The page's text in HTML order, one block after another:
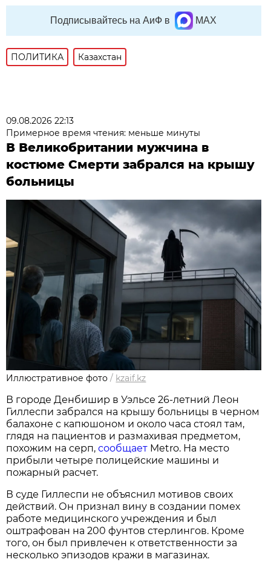
Подписывайтесь на АиФ в MAX
ПОЛИТИКА Казахстан
09.08.2026 22:13
Примерное время чтения: меньше минуты
В Великобритании мужчина в
костюме Смерти забрался на крышу
больницы
Иллюстративное фото / kzaif.kz
В городе Денбишир в Уэльсе 26-летний Леон
Гиллеспи забрался на крышу больницы в черном
балахоне с капюшоном и около часа стоял там,
глядя на пациентов и размахивая предметом,
похожим на серп,сообщает Metro. На место
прибыли четыре полицейские машины и
пожарный расчет.
В суде Гиллеспи не объяснил мотивов своих
действий. Он признал вину в создании помех
работе медицинского учреждения и был
оштрафован на 200 фунтов стерлингов. Кроме
того, он был привлечен к ответственности за
несколько эпизодов кражи в магазинах.